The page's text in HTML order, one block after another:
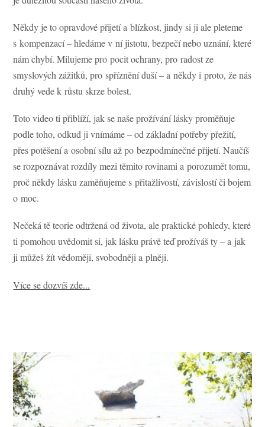
Někdy je to opravdové přijetí a blízkost, jindy si ji ale pleteme
s kompenzací – hledáme v ní jistotu, bezpečí nebo uznání, které
nám chybí. Milujeme pro pocit ochrany, pro radost ze
smyslových zážitků, pro spříznění duší – a někdy i proto, že nás
druhý vede k růstu skrze bolest.
Toto video ti přiblíží, jak se naše prožívání lásky proměňuje
podle toho, odkud ji vnímáme – od základní potřeby přežití,
přes potěšení a osobní sílu až po bezpodmínečné přijetí. Naučíš
se rozpoznávat rozdíly mezi těmito rovinami a porozumět tomu,
proč někdy lásku zaměňujeme s přitažlivostí, závislostí či bojem
o moc.
Nečeká tě teorie odtržená od života, ale praktické pohledy, které
ti pomohou uvědomit si, jak lásku právě teď prožíváš ty – a jak
ji můžeš žít vědoměji, svobodněji a plněji.
Více se dozvíš zde...